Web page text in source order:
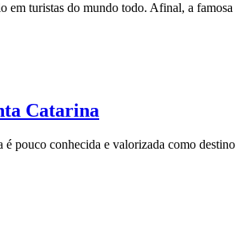
turistas do mundo todo. Afinal, a
Catarina
pouco conhecida e valorizada como